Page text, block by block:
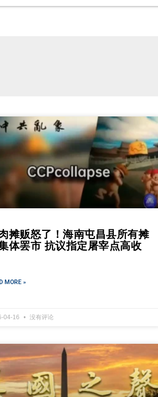
摊贩怒了！海南屯昌县所有摊
体罢市 抗议指定屠宰点高收
MORE »
04-16 没有评论